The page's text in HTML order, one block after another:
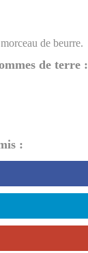
de beurre.
de terre :
: